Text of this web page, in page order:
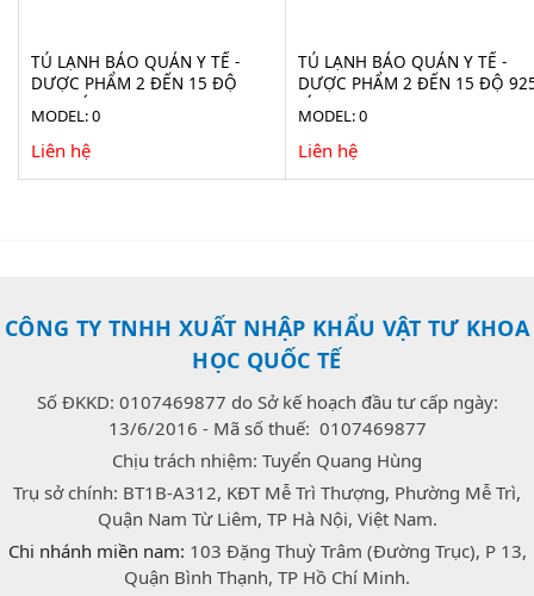
TỦ LẠNH BẢO QUẢN Y TẾ -
DƯỢC PHẨM 2 ĐẾN 15 ĐỘ
1160 LÍT LR 1160
MODEL: 0
Liên hệ
TỦ LẠNH BẢO QUẢN Y TẾ -
DƯỢC PHẨM 2 ĐẾN 15 ĐỘ
LÍT LR 925 (ADVANCED)
MODEL: 0
Liên hệ
CÔNG TY TNHH XUẤT NHẬP KHẨU VẬT TƯ KHOA
HỌC QUỐC TẾ
Số ĐKKD: 0107469877 do Sở kế hoạch đầu tư cấp ngày:
13/6/2016 - Mã số thuế: 0107469877
Chịu trách nhiệm: Tuyển Quang Hùng
Trụ sở chính: BT1B-A312, KĐT Mễ Trì Thượng, Phường Mễ Trì,
Quận Nam Từ Liêm, TP Hà Nội, Việt Nam.
Chi nhánh miền nam: 103 Đặng Thuỳ Trâm (Đường Trục), P 13,
Quận Bình Thạnh, TP Hồ Chí Minh.